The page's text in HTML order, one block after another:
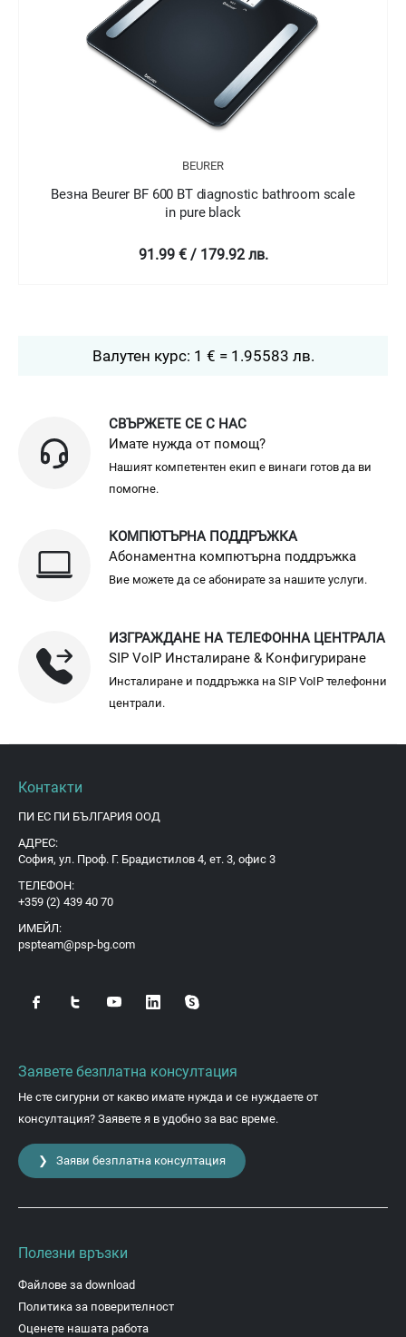
BEURER
Везна Beurer BF 600 BT diagnostic bathroom scale
in pure black
91.99 € / 179.92 лв.
Валутен курс: 1 € = 1.95583 лв.
СВЪРЖЕТЕ СЕ С НАС
Имате нужда от помощ?
Нашият компетентен екип е винаги готов да ви
помогне.
КОМПЮТЪРНА ПОДДРЪЖКА
Абонаментна компютърна поддръжка
Вие можете да се абонирате за нашите услуги.
ИЗГРАЖДАНЕ НА ТЕЛЕФОННА ЦЕНТРАЛА
SIP VoIP Инсталиране & Конфигуриране
Инсталиране и поддръжка на SIP VoIP телефонни
централи.
Контакти
ПИ ЕС ПИ БЪЛГАРИЯ ООД
АДРЕС:
София, ул. Проф. Г. Брадистилов 4, ет. 3, офис 3
ТЕЛЕФОН:
+359 (2) 439 40 70
ИМЕЙЛ:
pspteam@psp-bg.com
Заявете безплатна консултация
Не сте сигурни от какво имате нужда и се нуждаете от
консултация? Заявете я в удобно за вас време.
❯ Заяви безплатна консултация
Полезни връзки
Файлове за download
Политика за поверителност
Оценете нашата работа